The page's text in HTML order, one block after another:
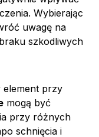
Wybierając
uwagę na
szkodliwych
element przy
mogą być
przy różnych
schnięcia i